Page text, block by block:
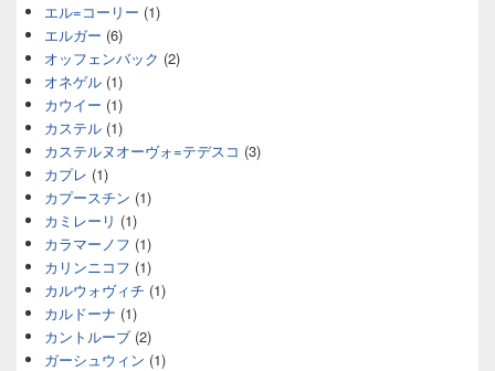
エル=コーリー (1)
エルガー (6)
オッフェンバック (2)
オネゲル (1)
カウイー (1)
カステル (1)
カステルヌオーヴォ=テデスコ (3)
カプレ (1)
カプースチン (1)
カミレーリ (1)
カラマーノフ (1)
カリンニコフ (1)
カルウォヴィチ (1)
カルドーナ (1)
カントルーブ (2)
ガーシュウィン (1)